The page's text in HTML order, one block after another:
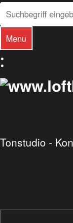
Search
Search
Menu
Tonstudio -